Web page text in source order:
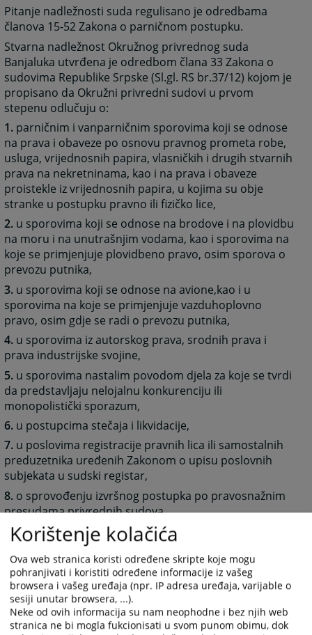
Pitanje nadležnosti suda regulisano je odredbama
članova 15-52 Zakona o parničnom postupku.
Stvarna nadležnost Okružnog privrednog suda
Banjaluka utvrđena je odredbom člana 33 Zakona o
sudovima Republike Srpske (Sl.gl. RS br.37/12) kojom je
propisano da Okružni privredni sudovi u prvom
stepenu odlučuju o:
1. parničnim i vanparničnim sporovima koji se odnose
na prava i obaveze po osnovu pravnog prometa robe,
usluga, vrijednosnih papira, vlasničkih i drugih stvarnih
prava na nekretninama, kao i na prava i obaveze
proistekle iz vrijednosnih papira, u kojima su obje
stranke u postupku pravno ili fizičko lice,
2. u sporovima koji se odnose na brodove i na plovidbu
na moru i na unutrašnjim vodama, kao i sporovima na
koje se primjenjuje plovidbeno pravo, osim sporova o
prevozu putnika,
3. u sporovima koji se odnose na avione,kao i u
sporovima na koje se primjenjuje vazduhoplovno
pravo, osim gdje se radi o prevozu putnika,
4. u sporovima iz autorskog prava, srodnih prava i
prava industrijske svojine,
5. u sporovima nastalim povodom djela za koje se tvrdi
da predstavljaju nelojalnu konkurenciju ili
monopolistički sporazum,
6. u postupcima stečaja i likvidacije,
7. u poslovima registracije pravnih lica ili samostalnih
preduzetnika uređenih Zakonom o upisu poslovnih
subjekata u sudski registar,
8. o sprovođenju izvršnog postupka po pravosnažnim
presudama privrednih sudova,
9.o sprovođenju izvršnog postupka po vjerodostojnim
ispravama u kojima su obje stranke u postupku pravna
ili fizička lica koja u svojstvu samostalnog preduzetnika
obavljaju privrednu ili drugu registrovanu djelatnost u
vidu osnovnog ili dopunskog zanimanja i po izvršnim
notarskim ispravama u kojima su obje stranke u
postupku pravna lica,
Korištenje kolačića
Ova web stranica koristi određene skripte koje mogu
pohranjivati i koristiti određene informacije iz vašeg
browsera i vašeg uređaja (npr. IP adresa uređaja, varijable o
sesiji unutar browsera, ...).
Neke od ovih informacija su nam neophodne i bez njih web
stranica ne bi mogla fukcionisati u svom punom obimu, dok